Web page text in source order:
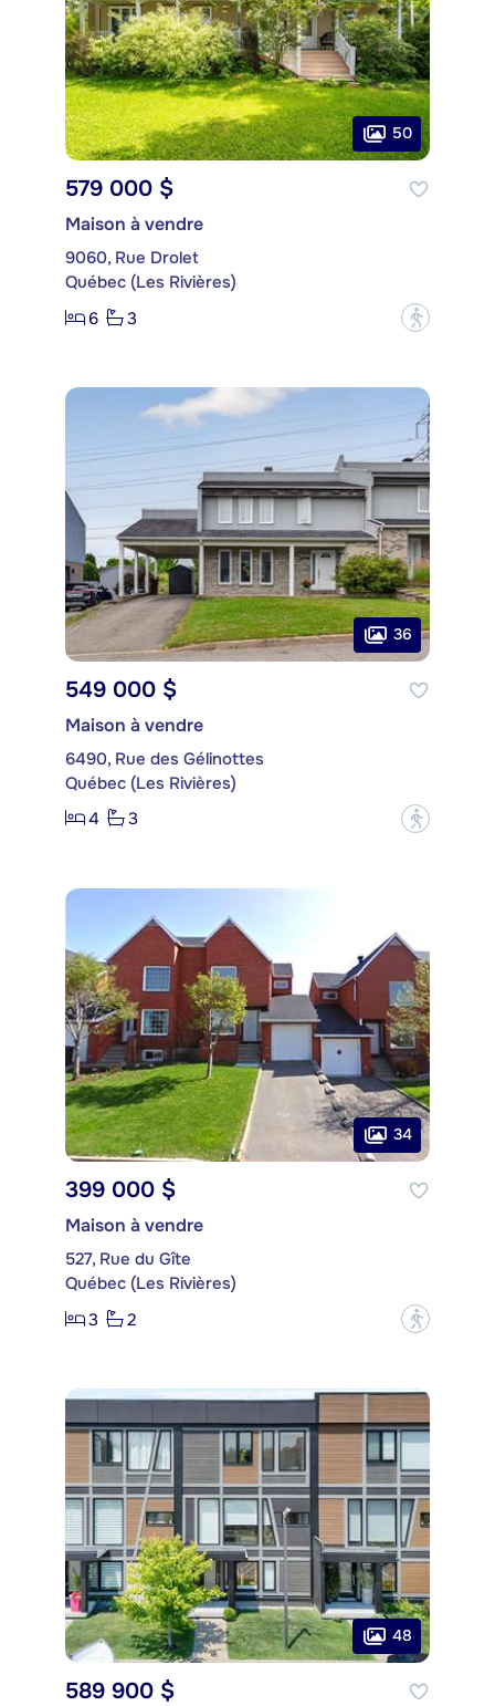
50
579 000 $
Maison à vendre
9060, Rue Drolet
Québec (Les Rivières)
6
3 ?
36
549 000 $
Maison à vendre
6490, Rue des Gélinottes
Québec (Les Rivières)
4
3 ?
34
399 000 $
Maison à vendre
527, Rue du Gîte
Québec (Les Rivières)
3
2 ?
48
589 900 $